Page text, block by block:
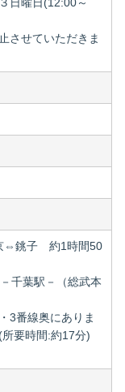
させていただきま
⇔銚子 約1時間50
千葉駅－（総武本
3番線奥にありま
要時間:約17分)